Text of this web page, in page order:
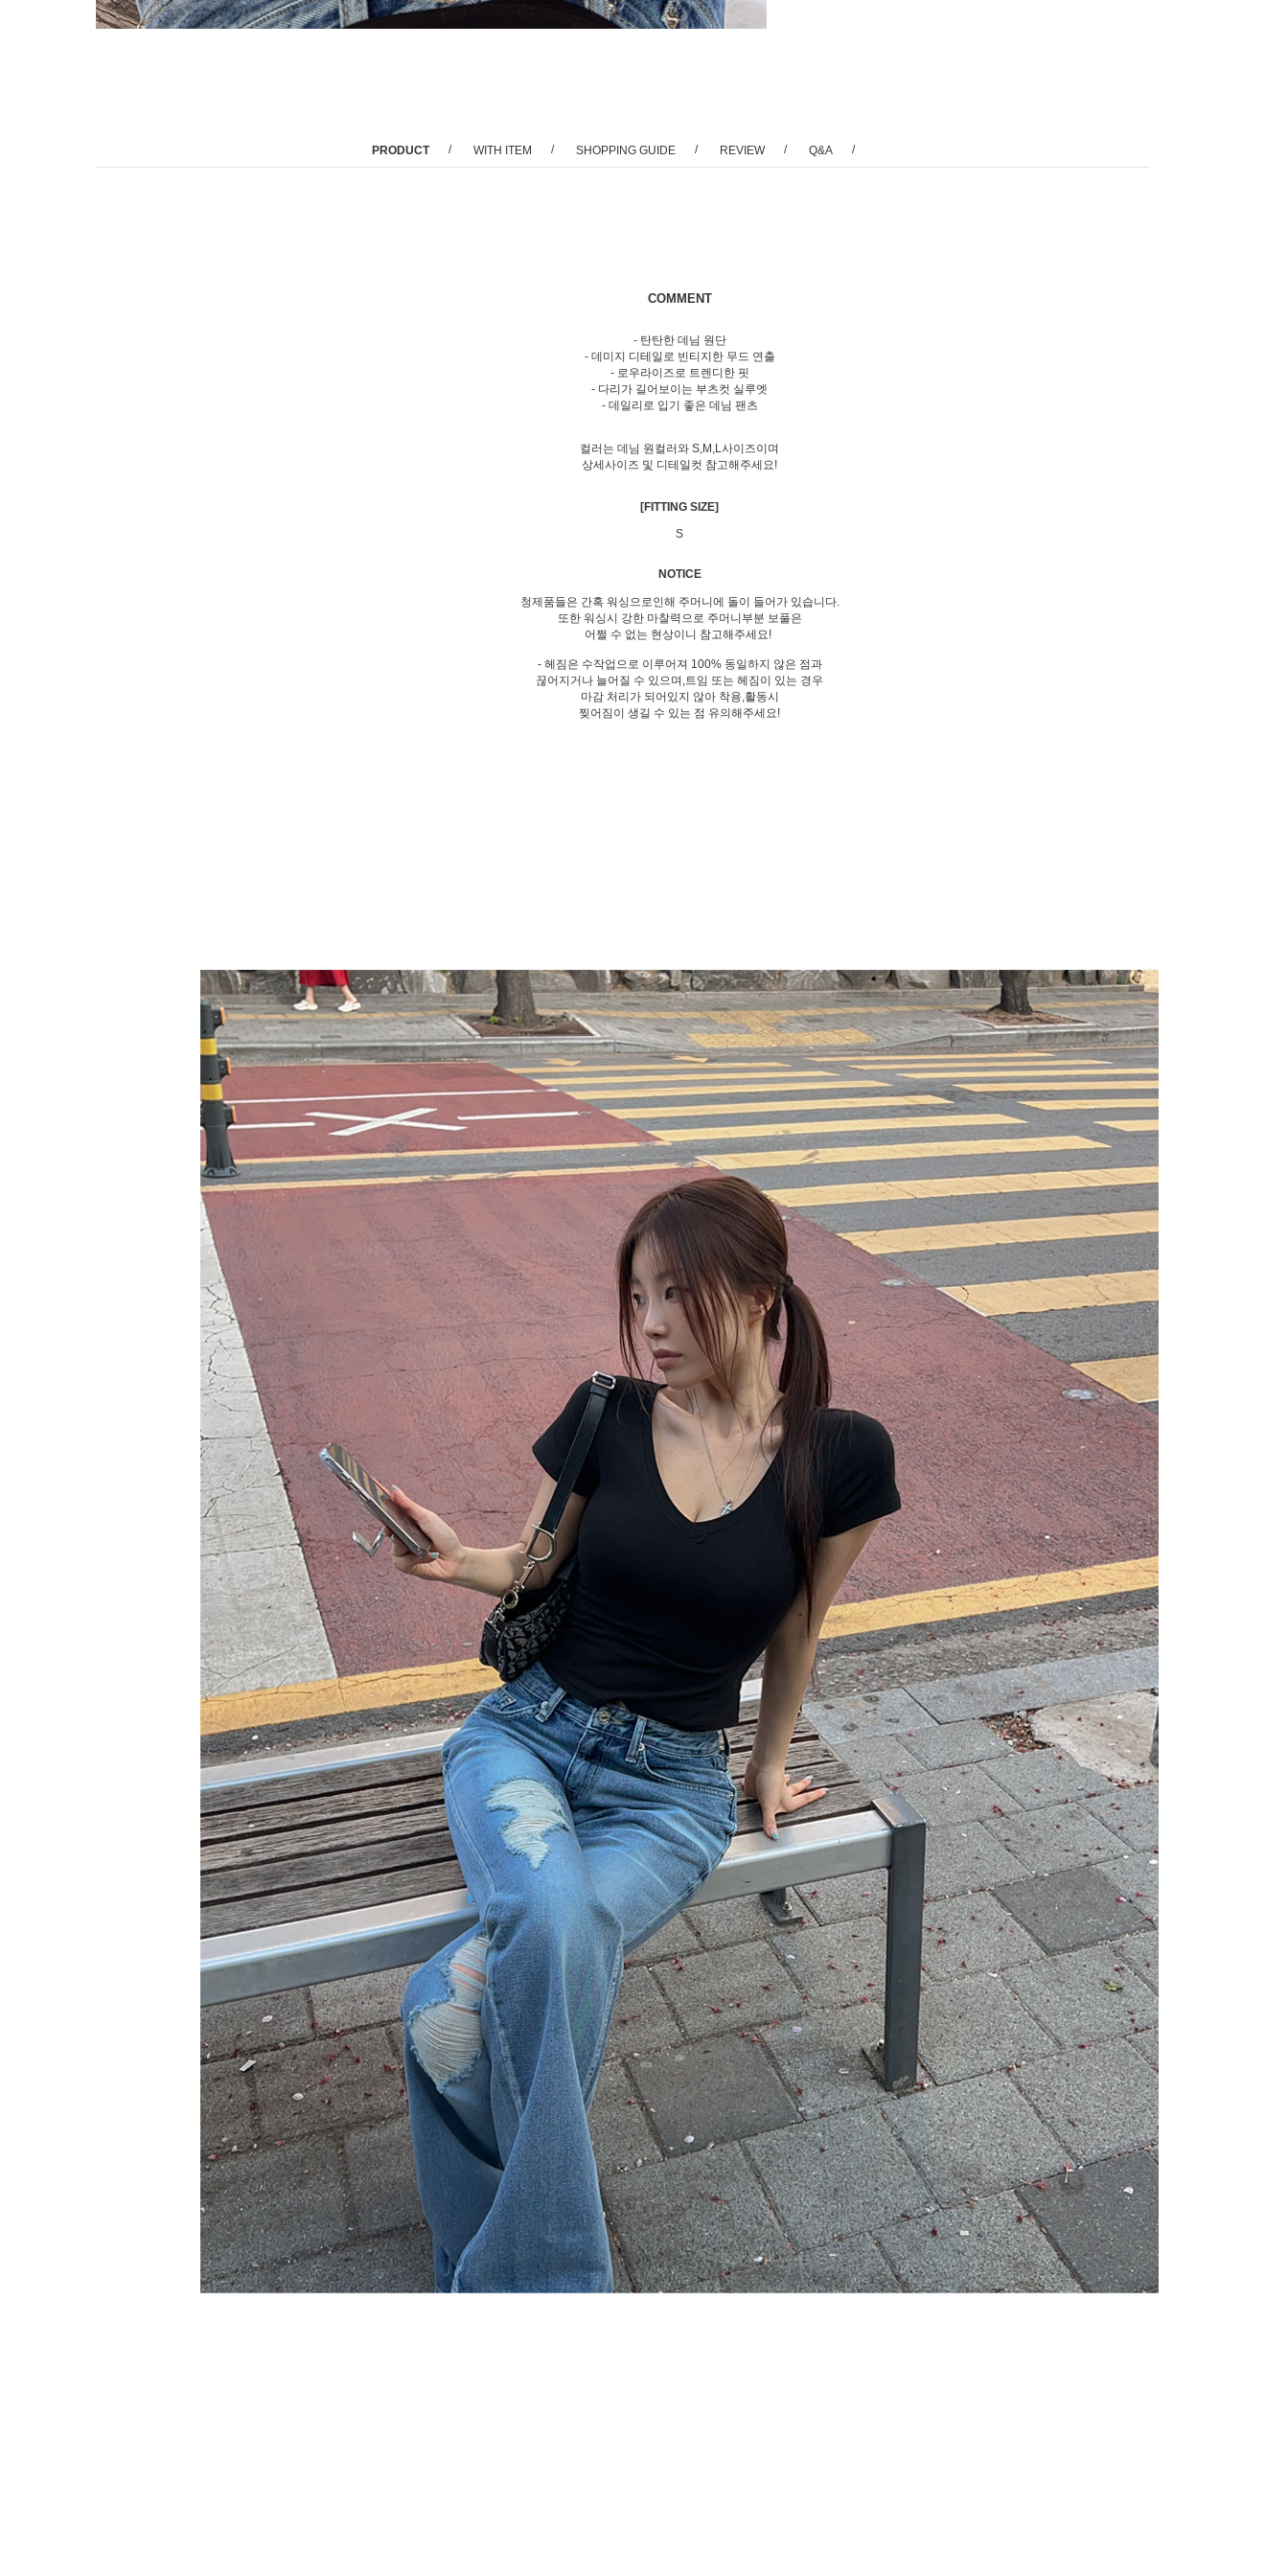
라이프 하세요!
PRODUCT / WITH ITEM / SHOPPING GUIDE / REVIEW / Q&A /
COMMENT
- 탄탄한 데님 원단
- 데미지 디테일로 빈티지한 무드 연출
- 로우라이즈로 트렌디한 핏
- 다리가 길어보이는 부츠컷 실루엣
- 데일리로 입기 좋은 데님 팬츠
컬러는 데님 원컬러와 S,M,L사이즈이며
상세사이즈 및 디테일컷 참고해주세요!
[FITTING SIZE]
S
NOTICE
청제품들은 간혹 워싱으로인해 주머니에 돌이 들어가 있습니다.
또한 워싱시 강한 마찰력으로 주머니부분 보풀은
어쩔 수 없는 현상이니 참고해주세요!
- 헤짐은 수작업으로 이루어져 100% 동일하지 않은 점과
끊어지거나 늘어질 수 있으며,트임 또는 헤짐이 있는 경우
마감 처리가 되어있지 않아 착용,활동시
찢어짐이 생길 수 있는 점 유의해주세요!